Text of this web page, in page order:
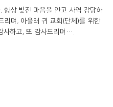
항상 빚진 마음을 안고 사역 감당하
리며, 아울러 귀 교회(단체)를 위한
사하고, 또 감사드리며….